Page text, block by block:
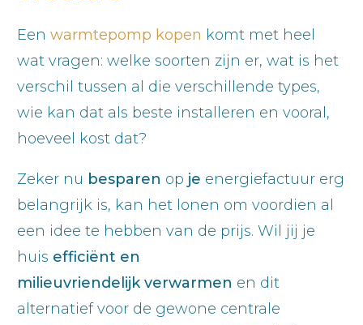
Een warmtepomp kopen komt met heel
wat vragen: welke soorten zijn er, wat is het
verschil tussen al die verschillende types,
wie kan dat als beste installeren en vooral,
hoeveel kost dat?
Zeker nu besparen op je energiefactuur erg
belangrijk is, kan het lonen om voordien al
een idee te hebben van de prijs. Wil jij je
huis efficiënt en
milieuvriendelijkverwarmen en dit
alternatief voor de gewone centrale